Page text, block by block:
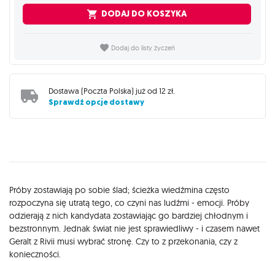
DODAJ DO KOSZYKA
Dodaj do listy życzeń
Dostawa (Poczta Polska) już od 12 zł
Sprawdź opcje dostawy
Opis
Próby zostawiają po sobie ślad; ścieżka wiedźmina często
rozpoczyna się utratą tego, co czyni nas ludźmi - emocji. Próby
odzierają z nich kandydata zostawiając go bardziej chłodnym i
bezstronnym. Jednak świat nie jest sprawiedliwy - i czasem nawet
Geralt z Rivii musi wybrać stronę. Czy to z przekonania, czy z
konieczności.